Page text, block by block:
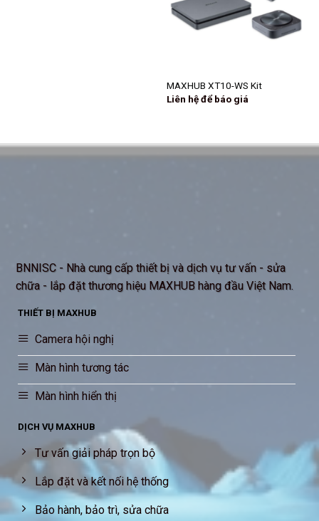
MAXHUB XT10-WS Kit
Liên hệ để báo giá
BNNISC - Nhà cung cấp thiết bị và dịch vụ tư vấn - sửa
chữa - lắp đặt thương hiệu MAXHUB hàng đầu Việt Nam.
THIẾT BỊ MAXHUB
Camera hội nghị
Màn hình tương tác
Màn hình hiển thị
DỊCH VỤ MAXHUB
Tư vấn giải pháp trọn bộ
Lắp đặt và kết nối hệ thống
Bảo hành, bảo trì, sửa chữa